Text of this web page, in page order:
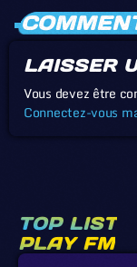
LAISSER
Vous devez être
Connectez-vous
TOP LIST
PLAY FM